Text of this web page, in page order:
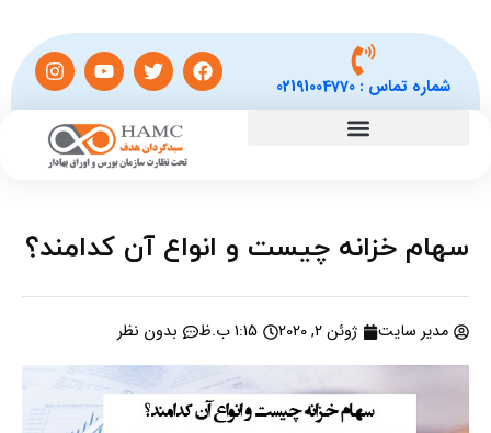
شماره تماس :02191004770
سهام خزانه چیست و انواع آن کدامند؟
مدیر سایت ژوئن 2, 2020 1:15 ب.ظ بدون نظر